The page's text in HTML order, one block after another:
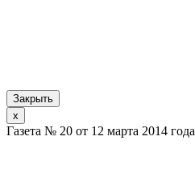
Закрыть
x
Газета № 20 от 12 марта 2014 года